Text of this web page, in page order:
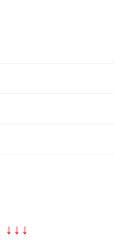
↓↓↓